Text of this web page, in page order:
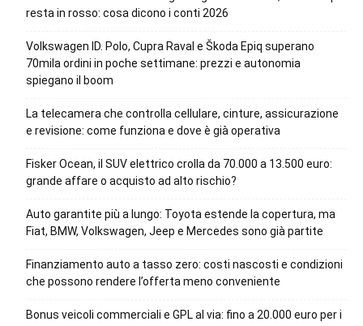
resta in rosso: cosa dicono i conti 2026
Volkswagen ID. Polo, Cupra Raval e Škoda Epiq superano
70mila ordini in poche settimane: prezzi e autonomia
spiegano il boom
La telecamera che controlla cellulare, cinture, assicurazione
e revisione: come funziona e dove è già operativa
Fisker Ocean, il SUV elettrico crolla da 70.000 a 13.500 euro:
grande affare o acquisto ad alto rischio?
Auto garantite più a lungo: Toyota estende la copertura, ma
Fiat, BMW, Volkswagen, Jeep e Mercedes sono già partite
Finanziamento auto a tasso zero: costi nascosti e condizioni
che possono rendere l’offerta meno conveniente
Bonus veicoli commerciali e GPL al via: fino a 20.000 euro per i